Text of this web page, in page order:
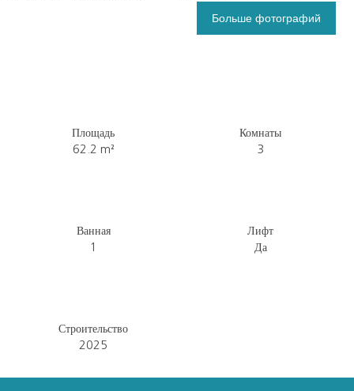
Больше фотографий
Площадь
62.2 m²
Комнаты
3
Ванная
1
Лифт
Да
Строительство
2025